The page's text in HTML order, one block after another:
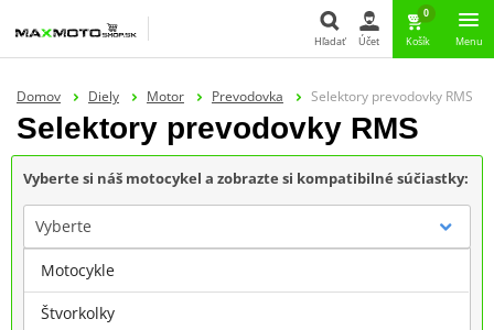
Hľadať
Hľadať Účet
0
Košík Menu
Domov Diely Motor Prevodovka Selektory prevodovky RMS
Selektory prevodovky RMS
Vyberte si náš motocykel a zobrazte si kompatibilné súčiastky:
Vyberte
Značka
Motocykle
Štvorkolky